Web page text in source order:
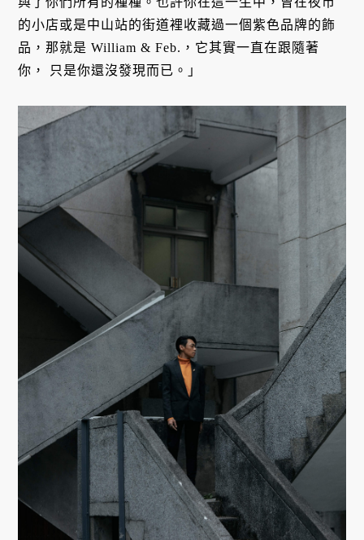
的小店或是中山站的街道裡收藏過一個紫色品牌的飾
品，那就是 William & Feb.，它其實一直在跟隨著
你， 只是你還沒發現而已。」